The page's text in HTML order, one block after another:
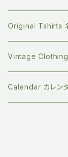
珪藻土 歯ブラシ
マイクロプラを防
ステンレスの洗濯
ライフスタイルの本
デザインの本
ジェンダーの本
シリコンボトル
Bibelot ビベロ
ビベロの子ども服
ビベロのオーダーメイ
天衣無縫
People Tree ピー
ゆっくりのんびり
お誕生日プレゼン
新年の支度に
80サイズ 12-18
90サイズ 2-3歳
100サイズ 3-4歳
Short sleeve 半袖
Romper ロンパー
Dress ワンピース
Socks ソックス
Long sleeve 長袖
Short sleeve 半袖
Bottoms ボトムス
Dress ワンピース
Jacket ジャケット
Tops トップス
Botoms ボトムス
Dress ワンピース
Original Tshirts
Vintage Clothing
Knit ニット
Calendar カレン